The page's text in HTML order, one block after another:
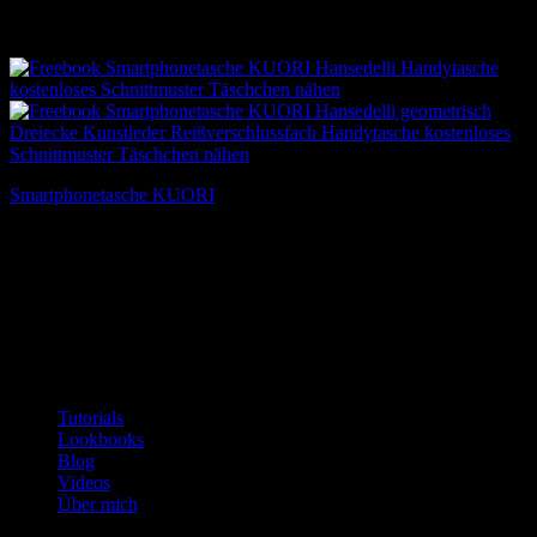
Tutorials
Lookbooks
Blog
Videos
Über mich
Smartphonetasche KUORI